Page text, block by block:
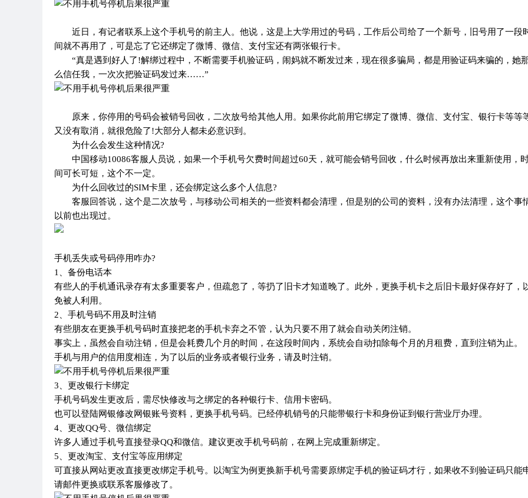
近日，有记者联系上这个手机号的前主人。他说，这是上大学用过的号码，工作后公司给了一个新号，旧号用了一段
间就不再用了，可是忘了它还绑定了微博、微信、支付宝还有两张银行卡。
“真是遇到好人了!解绑过程中，不断需要手机验证码，闹妈就不断发过来，现在很多骗局，都是用验证码来骗的，她
么信任我，一次次把验证码发过来……”
原来，你停用的号码会被销号回收，二次放号给其他人用。如果你此前用它绑定了微博、微信、支付宝、银行卡等等
又没有取消，就很危险了!大部分人都未必意识到。
为什么会发生这种情况?
中国移动10086客服人员说，如果一个手机号欠费时间超过60天，就可能会销号回收，什么时候再放出来重新使用，
间可长可短，这个不一定。
为什么回收过的SIM卡里，还会绑定这么多个人信息?
客服回答说，这个是二次放号，与移动公司相关的一些资料都会清理，但是别的公司的资料，没有办法清理，这个事
以前也出现过。
手机丢失或号码停用咋办?
1、备份电话本
有些人的手机通讯录存有太多重要客户，但疏忽了，等扔了旧卡才知道晚了。此外，更换手机卡之后旧卡最好保存好了，
免被人利用。
2、手机号码不用及时注销
有些朋友在更换手机号码时直接把老的手机卡弃之不管，认为只要不用了就会自动关闭注销。
事实上，虽然会自动注销，但是会耗费几个月的时间，在这段时间内，系统会自动扣除每个月的月租费，直到注销为止。
手机与用户的信用度相连，为了以后的业务或者银行业务，请及时注销。
3、更改银行卡绑定
手机号码发生更改后，需尽快修改与之绑定的各种银行卡、信用卡密码。
也可以登陆网银修改网银账号资料，更换手机号码。已经停机销号的只能带银行卡和身份证到银行营业厅办理。
4、更改QQ号、微信绑定
许多人通过手机号直接登录QQ和微信。建议更改手机号码前，在网上完成重新绑定。
5、更改淘宝、支付宝等应用绑定
可直接从网站更改直接更改绑定手机号。以淘宝为例更换新手机号需要原绑定手机的验证码才行，如果收不到验证码只能
请邮件更换或联系客服修改了。